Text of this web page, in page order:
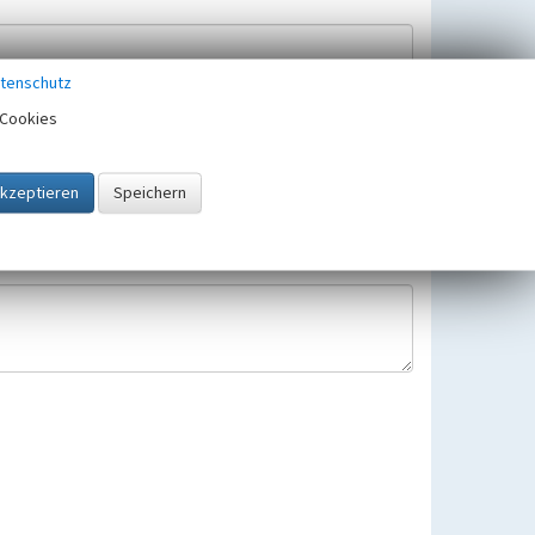
gespeichert und verwendet.
gültigen Europäischen